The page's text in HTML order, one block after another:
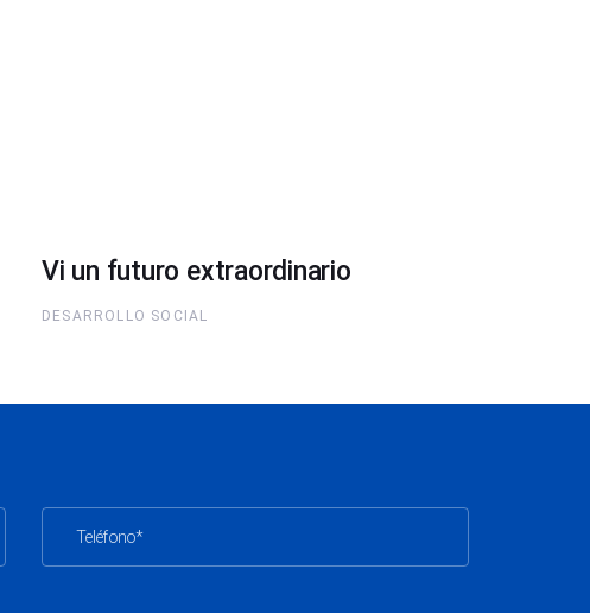
Vi un futuro extraordinario
DESARROLLO SOCIAL